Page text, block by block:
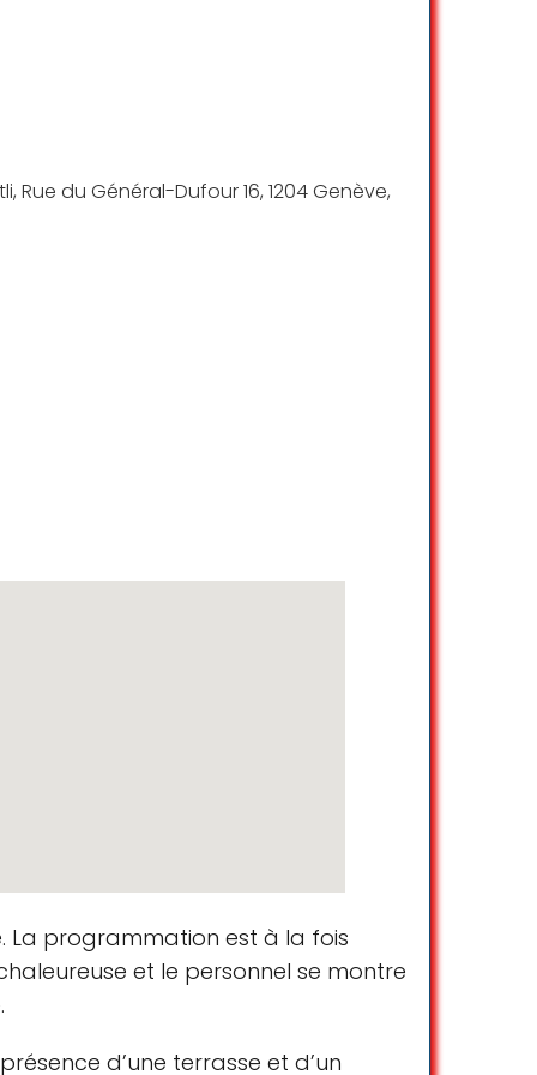
Rue du Général-Dufour 16, 1204 Genève,
La programmation est à la fois
et le personnel se montre
d’une terrasse et d’un